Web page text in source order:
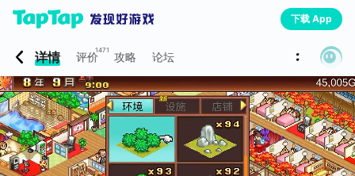
下载 App
详情 评价1471 攻略 论坛